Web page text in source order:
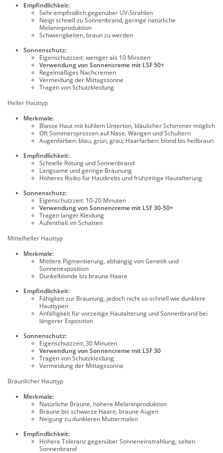
Empfindlichkeit:
Sehr empfindlich gegenüber UV-Strahlen
Neigt schnell zu Sonnenbrand, geringe natürliche
Melaninproduktion
Schwierigkeiten, braun zu werden
Sonnenschutz:
Eigenschutzzeit: weniger als 10 Minuten
Verwendung von Sonnencreme mit LSF 50+
Regelmäßiges Nachcremen
Vermeidung der Mittagssonne
Tragen von Schutzkleidung
Heller Hauttyp
Merkmale:
Blasse Haut mit kühlem Unterton, bläulicher Schimmer möglich
Oft Sommersprossen auf Nase, Wangen und Schultern
Augenfarben: blau, grün, grau; Haarfarben: blond bis hellbraun
Empfindlichkeit:
Schnelle Rötung und Sonnenbrand
Langsame und geringe Bräunung
Höheres Risiko für Hautkrebs und frühzeitige Hautalterung
Sonnenschutz:
Eigenschutzzeit: 10-20 Minuten
Verwendung von Sonnencreme mit LSF 30-50+
Tragen langer Kleidung
Aufenthalt im Schatten
Mittelheller Hauttyp
Merkmale:
Mittlere Pigmentierung, abhängig von Genetik und
Sonnenexposition
Dunkelblonde bis braune Haare
Empfindlichkeit:
Fähigkeit zur Bräunung, jedoch nicht so schnell wie dunklere
Hauttypen
Anfälligkeit für vorzeitige Hautalterung und Sonnenbrand bei
längerer Exposition
Sonnenschutz:
Eigenschutzzeit: 30 Minuten
Verwendung von Sonnencreme mit LSF 30
Tragen von Schutzkleidung
Vermeidung der Mittagssonne
Bräunlicher Hauttyp
Merkmale:
Natürliche Bräune, höhere Melaninproduktion
Braune bis schwarze Haare, braune Augen
Neigung zu dunkleren Muttermalen
Empfindlichkeit:
Höhere Toleranz gegenüber Sonneneinstrahlung, selten
Sonnenbrand